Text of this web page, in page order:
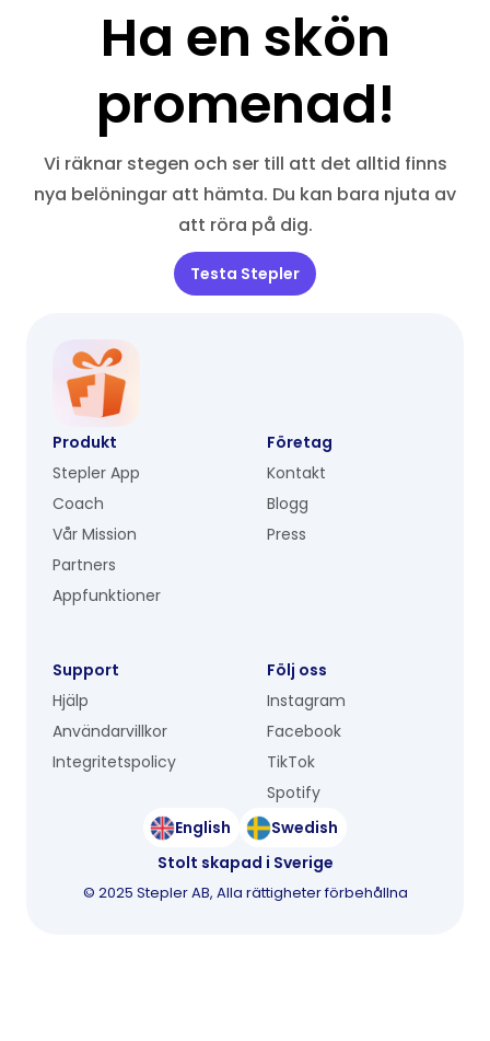
Ha en skön
promenad!
Vi räknar stegen och ser till att det alltid finns
nya belöningar att hämta. Du kan bara njuta av
att röra på dig.
Testa Stepler
Produkt
Stepler App
Coach
Vår Mission
Partners
Appfunktioner
Företag
Kontakt
Blogg
Press
Support
Hjälp
Användarvillkor
Integritetspolicy
Följ oss
Instagram
Facebook
TikTok
Spotify
English
Swedish
Stolt skapad i Sverige
© 2025 Stepler AB, Alla rättigheter förbehållna